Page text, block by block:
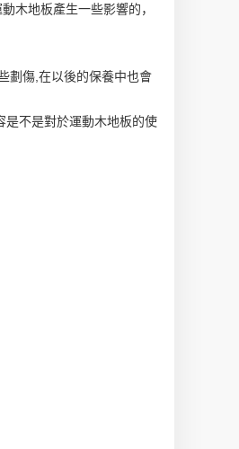
木地板產生一些影響的，
劃傷,在以後的保養中也會
是不是對於運動木地板的使